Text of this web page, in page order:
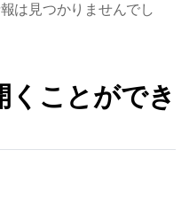
は見つかりませんでし
ことができ